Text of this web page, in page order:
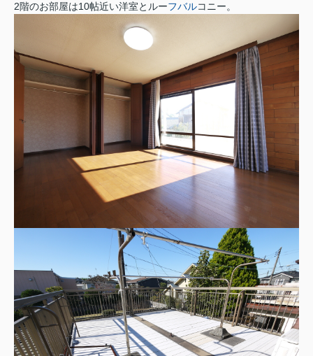
2階のお部屋は10帖近い洋室とルーフバルコニー。